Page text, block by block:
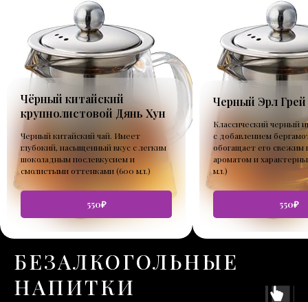
Чёрный китайский
крупнолистовой Дянь Хун
Черный китайский чай. Имеет
глубокий, насыщенный вкус с легким
шоколадным послевкусием и
смолистыми оттенками (600 мл.)
550₽
Черный Эрл Грей
Классический черный
с добавлением
обогащает его свежим
ароматом и
мл.)
550₽
БЕЗАЛКОГОЛЬНЫЕ
НАПИТКИ